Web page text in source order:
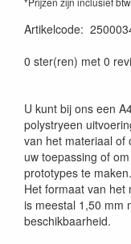
Artikelcode:
0 ster(ren) met 0
U kunt bij ons een
polystryeen
van het materiaal of
uw toepassing of
prototypes te maken.
Het formaat van het
is meestal 1,50 mm
beschikbaarheid.